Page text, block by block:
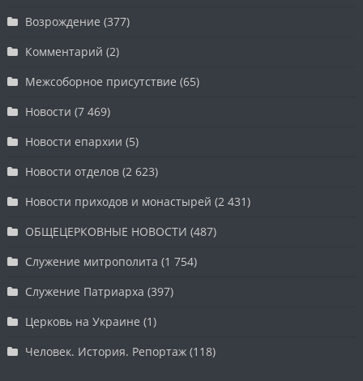
Возрождение (377)
Комментарий (2)
Межсоборное присутствие (65)
Новости (7 469)
Новости епархии (5)
Новости отделов (2 623)
Новости приходов и монастырей (2 431)
ОБЩЕЦЕРКОВНЫЕ НОВОСТИ (487)
Служение митрополита (1 754)
Служение Патриарха (397)
Церковь на Украине (1)
Человек. История. Репортаж (118)